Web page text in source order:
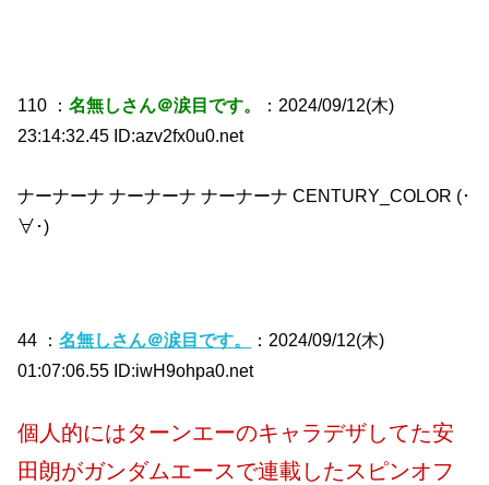
110 ：名無しさん＠涙目です。
：2024/09/12(木)
23:14:32.45 ID:azv2fx0u0.net
ナーナーナ ナーナーナ ナーナーナ CENTURY_COLOR (･
∀･)
44 ：名無しさん＠涙目です。
：2024/09/12(木)
01:07:06.55 ID:iwH9ohpa0.net
個人的にはターンエーのキャラデザしてた安
田朗がガンダムエースで連載したスピンオフ